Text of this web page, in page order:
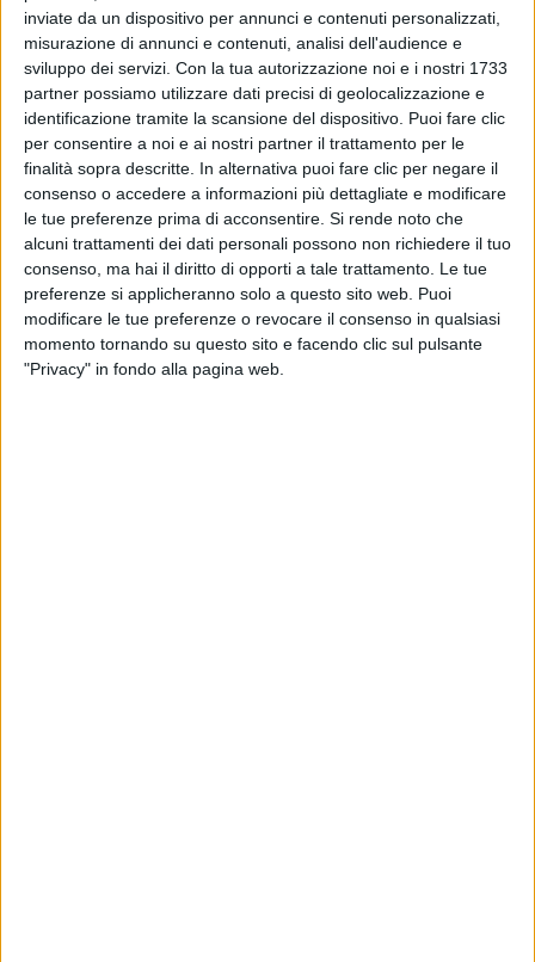
inviate da un dispositivo per annunci e contenuti personalizzati,
misurazione di annunci e contenuti, analisi dell'audience e
sviluppo dei servizi. Con la tua autorizzazione noi e i nostri 1733
partner possiamo utilizzare dati precisi di geolocalizzazione e
identificazione tramite la scansione del dispositivo. Puoi fare clic
per consentire a noi e ai nostri partner il trattamento per le
finalità sopra descritte. In alternativa puoi fare clic per negare il
consenso o accedere a informazioni più dettagliate e modificare
le tue preferenze prima di acconsentire. Si rende noto che
alcuni trattamenti dei dati personali possono non richiedere il tuo
consenso, ma hai il diritto di opporti a tale trattamento. Le tue
preferenze si applicheranno solo a questo sito web. Puoi
modificare le tue preferenze o revocare il consenso in qualsiasi
momento tornando su questo sito e facendo clic sul pulsante
"Privacy" in fondo alla pagina web.
italiana e mondiale -Alexia,Eiffel 65,Benny
Benassi- al panorama attuale:Ghali,Capo Plaza
Gemitaiz, Massimo PericoloeAnnalisa, già con
Lauronella serata delle cover del Festival di
Sanremo 2020. Sono loro, insieme a produttori
comeDardust ,Gow Tribe,DIVA eMarnik, i
protagonisti di1990: un viaggio in cassa dritta che
più che un tuffo nel passato è proiettato in un futuro
senza tempo, con suoni e arrangiamenti che riescono
ad essere attuali e si uniscono perfettamente al
linguaggio diLauro.
L'albumlascia senza fiato con una selezione di brani
travolgente:Be My Lover dei La Bouche, Scatman’s